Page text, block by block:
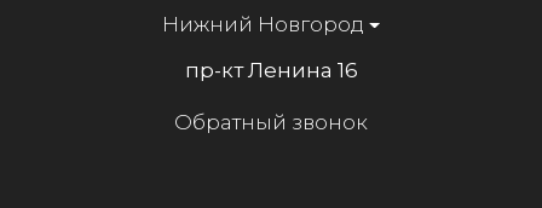
Нижний Новгород
пр-кт Ленина 16
Обратный звонок